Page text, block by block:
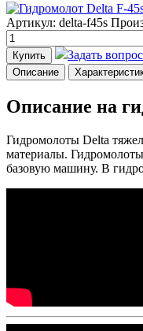
Артикул: delta-f45s
Купить Задать вопрос
Описание
Описание на
Гидромолоты Delta
материалы.
базовую машину. В